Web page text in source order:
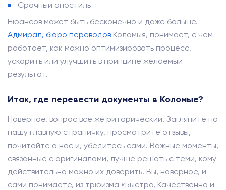
Срочный апостиль
Нюансов может быть бесконечно и даже больше.
Адмирал, бюро переводов Коломыя, понимает, с чем
работает, как можно оптимизировать процесс,
ускорить или улучшить в принципе желаемый
результат.
Итак, где перевести документы в Коломые?
Наверное, вопрос всё же риторический. Загляните на
нашу главную страничку, просмотрите отзывы,
почитайте о нас и, убедитесь сами. Важные моменты,
связанные с оригиналами, лучше решать с теми, кому
действительно можно их доверить. Вы, наверное, и
сами понимаете, из трюизма «Быстро, Качественно и